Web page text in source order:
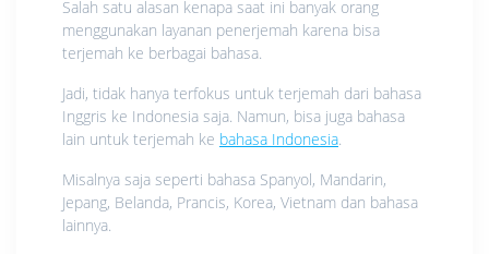
Salah satu alasan kenapa saat ini banyak orang
menggunakan layanan penerjemah karena bisa
terjemah ke berbagai bahasa.
Jadi, tidak hanya terfokus untuk terjemah dari bahasa
Inggris ke Indonesia saja. Namun, bisa juga bahasa
lain untuk terjemah ke bahasa Indonesia.
Misalnya saja seperti bahasa Spanyol, Mandarin,
Jepang, Belanda, Prancis, Korea, Vietnam dan bahasa
lainnya.